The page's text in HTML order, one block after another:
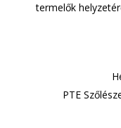
termelők
PTE